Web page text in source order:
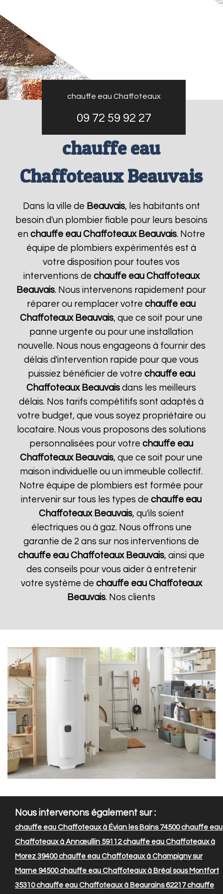
chauffe eau Chaffoteaux
09 72 59 92 27
chauffe eau
Chaffoteaux Beauvais
Dans la ville de Beauvais, les habitants ont
besoin d'un plombier fiable pour leurs besoins
enchauffe eau Chaffoteaux Beauvais. Notre
équipe de plombiers expérimentés est à
votre disposition pour toutes vos
interventions de chauffe eau Chaffoteaux
Beauvais. Nous intervenons rapidement pour
réparer ou remplacer votrechauffe eau
Chaffoteaux Beauvais, que ce soit pour une
panne urgente ou pour une installation
nouvelle. Nous nous engageons à fournir des
délais d'intervention rapide pour que vous
puissiez bénéficier de votre chauffe eau
Chaffoteaux Beauvais dans les meilleurs
délais. Nos tarifs compétitifs sont adaptés à
votre budget, que vous soyez propriétaire ou
locataire. Nous vous proposons des solutions
personnalisées pour votrechauffe eau
Chaffoteaux Beauvais, que ce soit pour une
maison individuelle ou un immeuble collectif.
Notre équipe de plombiers est formée pour
intervenir sur tous les types dechauffe eau
Chaffoteaux Beauvais, qu'ils soient
électriques ou à gaz. Nous offrons une
garantie de 2 ans sur nos interventions de
chauffe eau Chaffoteaux Beauvais, ainsi que
des conseils pour vous aider à entretenir
votre système de chauffe eau Chaffoteaux
Beauvais. Nos clients
Nous intervenons également sur :
chauffe eau Chaffoteaux à Évian les Bains 74500chauffe eau
Chaffoteaux à Annœullin 59112chauffe eau Chaffoteaux à
Morez 39400chauffe eau Chaffoteaux à Champigny sur
Marne 94500chauffe eau Chaffoteaux à Bréal sous Montfort
35310chauffe eau Chaffoteaux à Beaurains 62217chauffe